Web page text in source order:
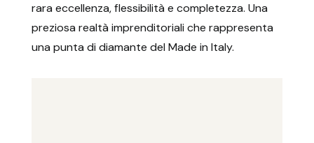
rara eccellenza, flessibilità e completezza. Una
preziosa realtà imprenditoriali che rappresenta
una punta di diamante del Made in Italy.